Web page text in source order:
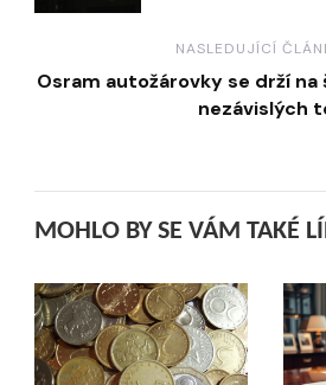
NASLEDUJÍCÍ
Osram autožárovky se drží na
nezávislých
MOHLO BY SE VÁM TAKÉ